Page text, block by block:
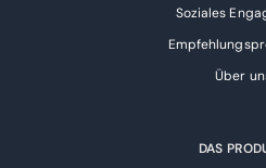
Soziales
Über
DAS